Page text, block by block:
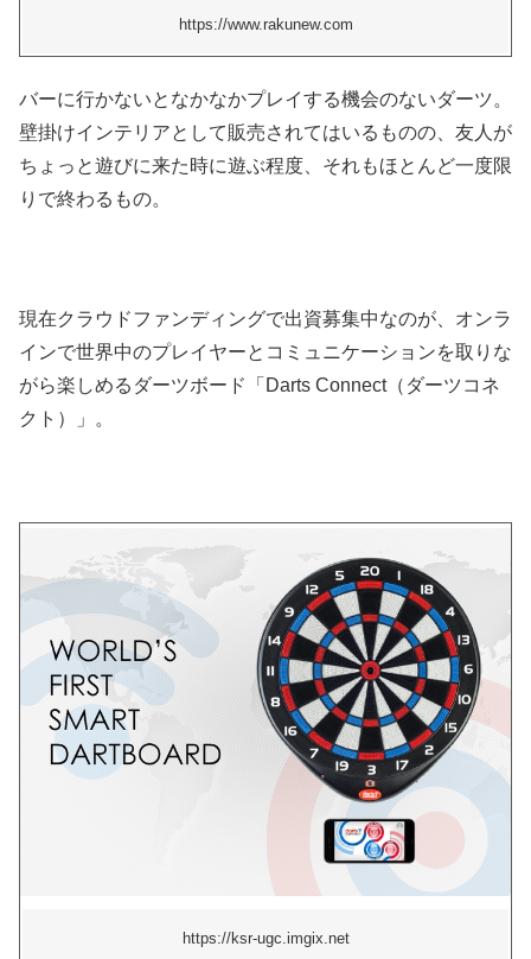
https://www.rakunew.com
バーに行かないとなかなかプレイする機会のないダーツ。
壁掛けインテリアとして販売されてはいるものの、友人が
ちょっと遊びに来た時に遊ぶ程度、それもほとんど一度限
りで終わるもの。
現在クラウドファンディングで出資募集中なのが、オンラ
インで世界中のプレイヤーとコミュニケーションを取りな
がら楽しめるダーツボード「Darts Connect（ダーツコネ
クト）」。
https://ksr-ugc.imgix.net